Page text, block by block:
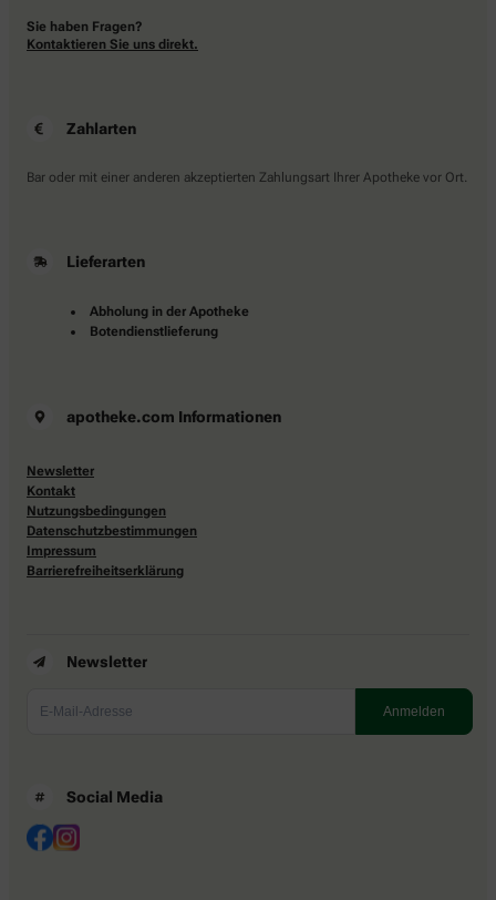
Sie haben Fragen?
Kontaktieren Sie uns direkt.
Zahlarten
Bar oder mit einer anderen akzeptierten Zahlungsart Ihrer Apotheke vor Ort.
Lieferarten
Abholung in der Apotheke
Botendienstlieferung
apotheke.com Informationen
Newsletter
Kontakt
Nutzungsbedingungen
Datenschutzbestimmungen
Impressum
Barrierefreiheitserklärung
Newsletter
Social Media